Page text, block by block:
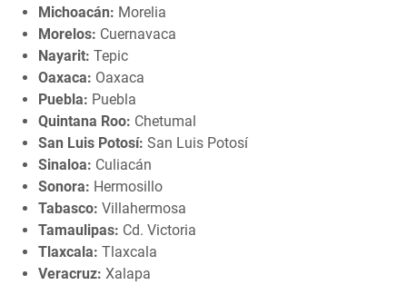
Michoacán: Morelia
Morelos: Cuernavaca
Nayarit: Tepic
Oaxaca: Oaxaca
Puebla: Puebla
Quintana Roo: Chetumal
San Luis Potosí: San Luis Potosí
Sinaloa: Culiacán
Sonora: Hermosillo
Tabasco: Villahermosa
Tamaulipas: Cd. Victoria
Tlaxcala: Tlaxcala
Veracruz: Xalapa